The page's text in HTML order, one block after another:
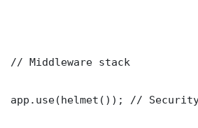
// Middleware stack
app.use(helmet()); // Security